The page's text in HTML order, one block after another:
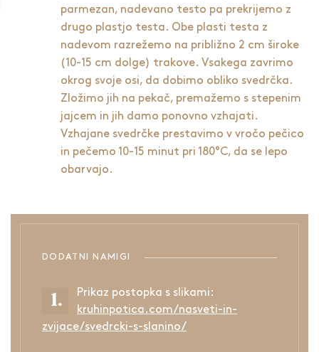
parmezan, nadevano testo pa prekrijemo z
drugo plastjo testa. Obe plasti testa z
nadevom razrežemo na približno 2 cm široke
(10-15 cm dolge) trakove. Vsakega zavrimo
okrog svoje osi, da dobimo obliko svedrčka.
Zložimo jih na pekač, premažemo s stepenim
jajcem in jih damo ponovno vzhajati.
Vzhajane svedrčke prestavimo v vročo pečico
in pečemo 10-15 minut pri 180°C, da se lepo
obarvajo.
DODATNI NAMIGI
Prikaz postopka s slikami:
kruhinpotica.com/nasveti-in-
zvijace/svedrcki-s-slanino/